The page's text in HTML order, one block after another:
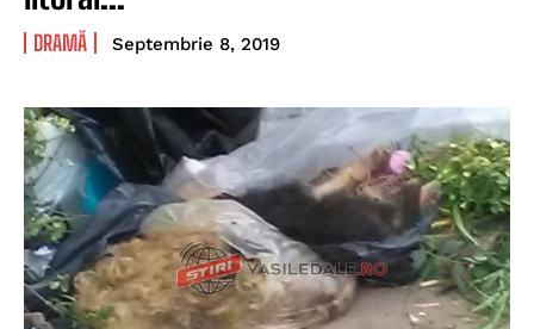
DRAMĂ Septembrie 8, 2019